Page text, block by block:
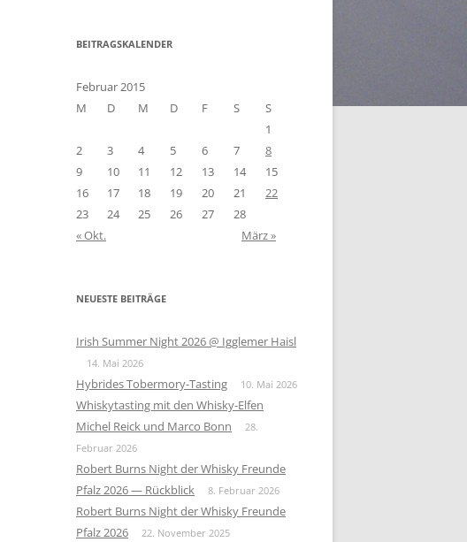
BEITRAGSKALENDER
Februar 2015
M
D M D F S
S
1
2
3 4 5 6 7
8
9
10 11 12 13 14
15
16
17 18 19 20 21
22
23
24 25 26 27
28
« Okt.
März »
NEUESTE BEITRÄGE
Irish Summer Night 2026 @ Igglemer Haisl
14. Mai 2026
Hybrides Tobermory-Tasting 10. Mai 2026
Whiskytasting mit den Whisky-Elfen
Michel Reick und Marco Bonn
28.
Februar 2026
Robert Burns Night der Whisky Freunde
Pfalz 2026 — Rückblick
8. Februar 2026
Robert Burns Night der Whisky Freunde
Pfalz 2026
22. November 2025